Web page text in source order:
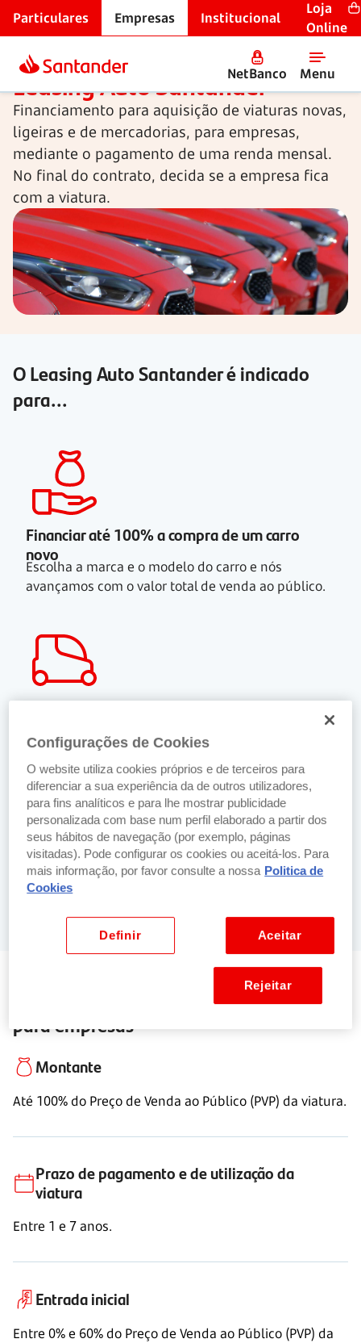
Particulares Empresas Institucional
Loja
Online
NetBanco Menu
Médio e longo prazos
Leasing Auto Santander
Financiamento para aquisição de viaturas novas,
ligeiras e de mercadorias, para empresas,
mediante o pagamento de uma renda mensal.
No final do contrato, decida se a empresa fica
com a viatura.
O Leasing Auto Santander é indicado
para...
Financiar até 100% a compra de um carro
novo
Escolha a marca e o modelo do carro e nós
avançamos com o valor total de venda ao público.
Opte se fica com a viatura mediante o pagamento
de um valor residual.
Obter isenção do Imposto do Selo
Poupe o valor do Imposto do Selo sobre os juros e
Caraterísticas do Leasing Auto Santander
para empresas
Montante
Até 100% do Preço de Venda ao Público (PVP) da viatura.
Prazo de pagamento e de utilização da
viatura
Entre 1 e 7 anos.
Entrada inicial
Entre 0% e 60% do Preço de Venda ao Público (PVP) da
Configurações de Cookies
O website utiliza cookies próprios e de terceiros para
diferenciar a sua experiência da de outros utilizadores,
para fins analíticos e para lhe mostrar publicidade
personalizada com base num perfil elaborado a partir dos
seus hábitos de navegação (por exemplo, páginas
visitadas). Pode configurar os cookies ou aceitá-los. Para
mais informação, por favor consulte a nossa Politica de
Cookies
Aceitar
Definir
Rejeitar